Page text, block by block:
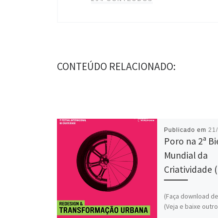
CONTEÚDO RELACIONADO:
Publicado em
Poro na 2ª
Mundial da
Criatividade
(Faça download
(Veja e baixe